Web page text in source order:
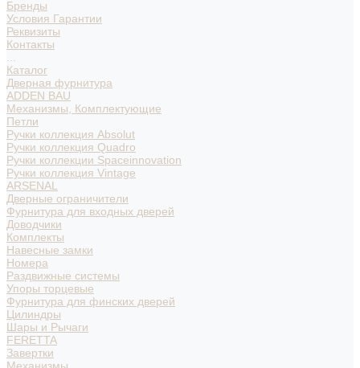
Бренды
Условия Гарантии
Реквизиты
Контакты
Каталог
Дверная фурнитура
ADDEN BAU
Механизмы, Комплектующие
Петли
Ручки коллекция Absolut
Ручки коллекция Quadro
Ручки коллекции Spaceinnovation
Ручки коллекция Vintage
ARSENAL
Дверные ограничители
Фурнитура для входных дверей
Доводчики
Комплекты
Навесные замки
Номера
Раздвижные системы
Упоры торцевые
Фурнитура для финских дверей
Цилиндры
Шары и Рычаги
FERETTA
Завертки